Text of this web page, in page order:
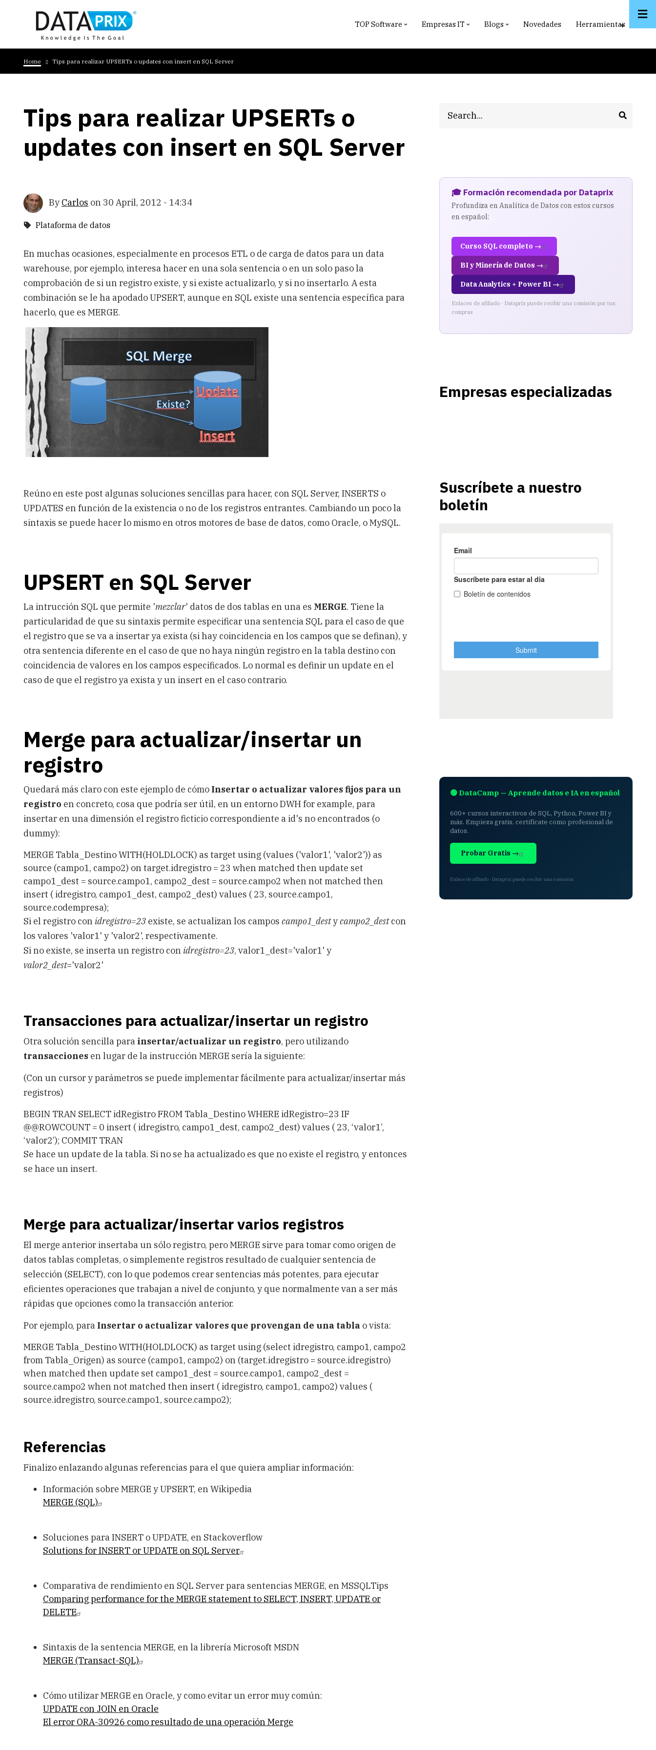
content
TOP Software Empresas IT Blogs Novedades Herramientas
Breadcrumb
Home Tips para realizar UPSERTs o updates con insert en SQL Server
Tips para realizar UPSERTs o
updates con insert en SQL Server
By Carlos on 30 April, 2012 - 14:34
Plataforma de datos
En muchas ocasiones, especialmente en procesos ETL o de carga de datos para un data
warehouse, por ejemplo, interesa hacer en una sola sentencia o en un solo paso la
comprobación de si un registro existe, y si existe actualizarlo, y si no insertarlo. A esta
combinación se le ha apodado UPSERT, aunque en SQL existe una sentencia específica para
hacerlo, que es MERGE.
Reúno en este post algunas soluciones sencillas para hacer, con SQL Server, INSERTS o
UPDATES en función de la existencia o no de los registros entrantes. Cambiando un poco la
sintaxis se puede hacer lo mismo en otros motores de base de datos, como Oracle, o MySQL.
UPSERT en SQL Server
La intrucción SQL que permite 'mezclar' datos de dos tablas en una es MERGE. Tiene la
particularidad de que su sintaxis permite especificar una sentencia SQL para el caso de que
el registro que se va a insertar ya exista (si hay coincidencia en los campos que se definan), y
otra sentencia diferente en el caso de que no haya ningún registro en la tabla destino con
coincidencia de valores en los campos especificados. Lo normal es definir un update en el
caso de que el registro ya exista y un insert en el caso contrario.
Merge para actualizar/insertar un
registro
Quedará más claro con este ejemplo de cómo Insertar o actualizar valores fijos para un
registro en concreto, cosa que podría ser útil, en un entorno DWH for example, para
insertar en una dimensión el registro ficticio correspondiente a id's no encontrados (o
dummy):
MERGE Tabla_Destino WITH(HOLDLOCK) as target using (values ('valor1', 'valor2')) as
source (campo1, campo2) on target.idregistro = 23 when matched then update set
campo1_dest = source.campo1, campo2_dest = source.campo2 when not matched then
insert ( idregistro, campo1_dest, campo2_dest) values ( 23, source.campo1,
source.codempresa);
Si el registro con idregistro=23 existe, se actualizan los campos campo1_destycampo2_destcon
los valores 'valor1' y 'valor2', respectivamente.
Si no existe, se inserta un registro con idregistro=23, valor1_dest='valor1' y
valor2_dest='valor2'
Transacciones para actualizar/insertar un registro
Otra solución sencilla para insertar/actualizar un registro, pero utilizando
transacciones en lugar de la instrucción MERGE sería la siguiente:
(Con un cursor y parámetros se puede implementar fácilmente para actualizar/insertar más
registros)
BEGIN TRAN SELECT idRegistro FROM Tabla_Destino WHERE idRegistro=23 IF
@@ROWCOUNT = 0 insert ( idregistro, campo1_dest, campo2_dest) values ( 23, ‘valor1’,
‘valor2’); COMMIT TRAN
Se hace un update de la tabla. Si no se ha actualizado es que no existe el registro, y entonces
se hace un insert.
Merge para actualizar/insertar varios registros
El merge anterior insertaba un sólo registro, pero MERGE sirve para tomar como origen de
datos tablas completas, o simplemente registros resultado de cualquier sentencia de
selección (SELECT), con lo que podemos crear sentencias más potentes, para ejecutar
eficientes operaciones que trabajan a nivel de conjunto, y que normalmente van a ser más
rápidas que opciones como la transacción anterior.
Por ejemplo, para Insertar o actualizar valores que provengan de una tabla o vista:
MERGE Tabla_Destino WITH(HOLDLOCK) as target using (select idregistro, campo1, campo2
from Tabla_Origen) as source (campo1, campo2) on (target.idregistro = source.idregistro)
when matched then update set campo1_dest = source.campo1, campo2_dest =
source.campo2 when not matched then insert ( idregistro, campo1, campo2) values (
source.idregistro, source.campo1, source.campo2);
Referencias
Finalizo enlazando algunas referencias para el que quiera ampliar información:
Información sobre MERGE y UPSERT, en Wikipedia
MERGE (SQL)
Soluciones para INSERT o UPDATE, en Stackoverflow
Solutions for INSERT or UPDATE on SQL Server
Comparativa de rendimiento en SQL Server para sentencias MERGE, en MSSQLTips
Comparing performance for the MERGE statement to SELECT, INSERT, UPDATE or
DELETE
Sintaxis de la sentencia MERGE, en la librería Microsoft MSDN
MERGE (Transact-SQL)
Cómo utilizar MERGE en Oracle, y como evitar un error muy común:
UPDATE con JOIN en Oracle
El error ORA-30926 como resultado de una operación Merge
🎓 Formación recomendada por Dataprix
Profundiza en Analítica de Datos con estos cursos
en español:
Curso SQL completo →
BI y Minería de Datos →
Data Analytics + Power BI →
Enlaces de afiliado · Dataprix puede recibir una comisión por tus
compras
Empresas especializadas
Suscríbete a nuestro
boletín
🟢 DataCamp — Aprende datos e IA en español
600+ cursos interactivos de SQL, Python, Power BI y
más. Empieza gratis, certifícate como profesional de
datos.
Probar Gratis →
Enlace de afiliado · Dataprix puede recibir una comisión